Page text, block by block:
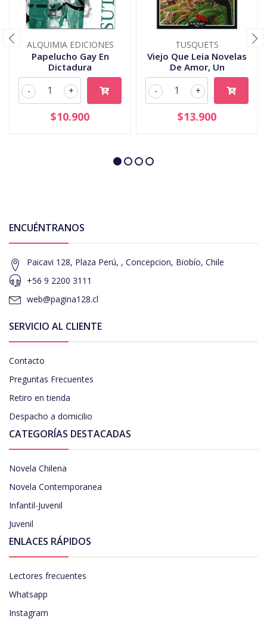
ALQUIMIA EDICIONES
Papelucho Gay En
Dictadura
+
-
$10.900
TUSQUETS
Viejo Que Leia Novelas
De Amor, Un
+
-
$13.900
ENCUÉNTRANOS
Paicavi 128, Plaza Perú, , Concepcion, Biobío, Chile
+56 9 2200 3111
web@pagina128.cl
SERVICIO AL CLIENTE
Contacto
Preguntas Frecuentes
Retiro en tienda
Despacho a domicilio
CATEGORÍAS DESTACADAS
Novela Chilena
Novela Contemporanea
Infantil-Juvenil
Juvenil
ENLACES RÁPIDOS
Lectores frecuentes
Whatsapp
Instagram